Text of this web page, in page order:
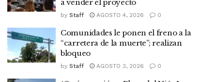
a vender el proyecto
by Staff AGOSTO 4, 2026 0
Comunidades le ponen el freno a la
“carretera de la muerte”; realizan
bloqueo
by Staff AGOSTO 3, 2026 0